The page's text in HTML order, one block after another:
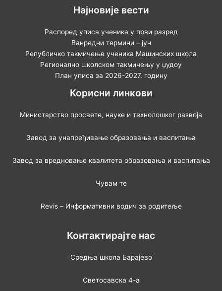
Најновије вести
Распоред уписа ученика у први разред
Ванредни термини – јун
Републичко такмичење ученика Машинских школа
Регионално школском такмичењу у џудоу
План уписа за 2026-2027. годину
Корисни линкови
Министарство просвете, науке и технолошког развоја
Завод за унапређивање образовања и васпитања
Завод за вредновање квалитета образовања и васпитања
Чувам те
Revis – Информативни водич за родитеље
Контактирајте нас
Средња школа Барајево
Светосавска 4-а